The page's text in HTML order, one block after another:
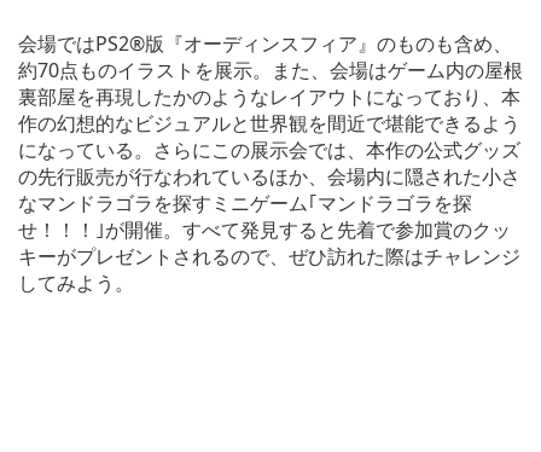
会場ではPS2®版『オーディンスフィア』のものも含め、
約70点ものイラストを展示。また、会場はゲーム内の屋根
裏部屋を再現したかのようなレイアウトになっており、本
作の幻想的なビジュアルと世界観を間近で堪能できるよう
になっている。さらにこの展示会では、本作の公式グッズ
の先行販売が行なわれているほか、会場内に隠された小さ
なマンドラゴラを探すミニゲーム｢マンドラゴラを探
せ！！！｣が開催。すべて発見すると先着で参加賞のクッ
キーがプレゼントされるので、ぜひ訪れた際はチャレンジ
してみよう。